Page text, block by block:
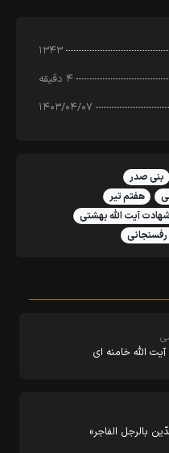
۱۳۴۳
۴ دقیقه
۱۴۰۳/۰۴/۰۷
بنی صدر
هفتم تیر
شهادت آیت الله بهشتی
رفسنجانی
بالرجل الفاجر»‌